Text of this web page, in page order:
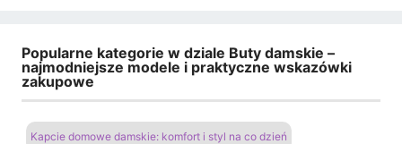
Popularne kategorie w dziale Buty damskie –
najmodniejsze modele i praktyczne wskazówki
zakupowe
Kapcie domowe damskie: komfort i styl na co dzień